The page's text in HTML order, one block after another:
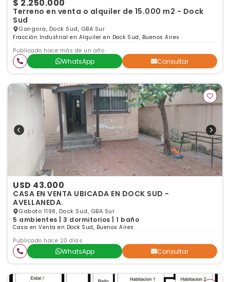
$ 2.250.000
Terreno en venta o alquiler de 15.000 m2 - Dock
Sud
Gongora, Dock Sud, GBA Sur
Fracción Industrial en Alquiler en Dock Sud, Buenos Aires
Publicado hace más de un año
WhatsApp Consultar
USD 43.000
CASA EN VENTA UBICADA EN DOCK SUD -
AVELLANEDA.
Gaboto 1198, Dock Sud, GBA Sur
5 ambientes | 3 dormitorios | 1 baño
Casa en Venta en Dock Sud, Buenos Aires
Publicado hace 20 días
WhatsApp Consultar